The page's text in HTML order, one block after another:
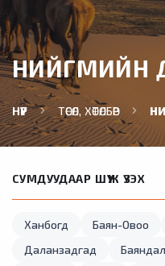
НИЙГМИЙН
НҮҮР ТӨСӨЛ, ХӨТӨЛБӨР
СУМДУУДААР ШҮҮЖ ҮЗЭХ
Ханбогд Баян-Овоо
Даланзадгад